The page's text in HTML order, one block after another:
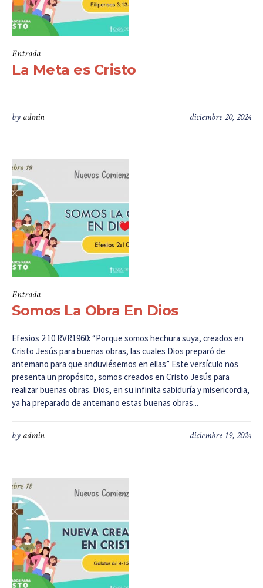
Entrada
La Meta es Cristo
diciembre 20, 2024
by admin
Entrada
Somos La Obra En Dios
Efesios 2:10 RVR1960: “Porque somos hechura suya, creados en
Cristo Jesús para buenas obras, las cuales Dios preparó de
antemano para que anduviésemos en ellas” Este versículo nos
presenta un propósito, somos creados en Cristo Jesús para
realizar buenas obras. Dios, en su infinita sabiduría y misericordia,
ya ha preparado de antemano estas buenas obras...
diciembre 19, 2024
by admin